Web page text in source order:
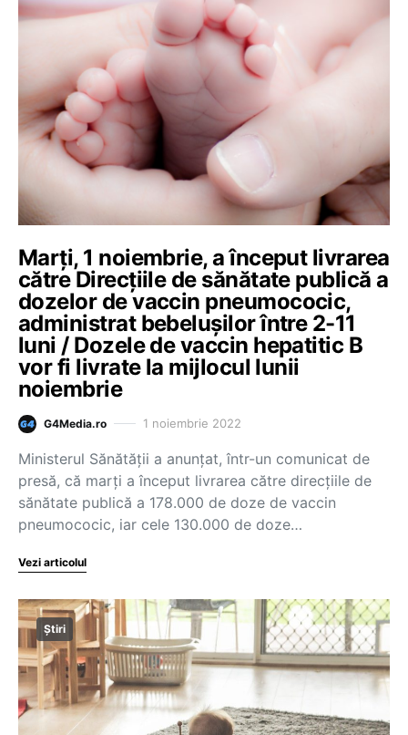
Marți, 1 noiembrie, a început livrarea
către Direcțiile de sănătate publică a
dozelor de vaccin pneumococic,
administrat bebelușilor între 2-11
luni / Dozele de vaccin hepatitic B
vor fi livrate la mijlocul lunii
noiembrie
G4Media.ro 1 noiembrie 2022
Ministerul Sănătății a anunțat, într-un comunicat de
presă, că marți a început livrarea către direcțiile de
sănătate publică a 178.000 de doze de vaccin
pneumococic, iar cele 130.000 de doze…
Vezi articolul
Știri